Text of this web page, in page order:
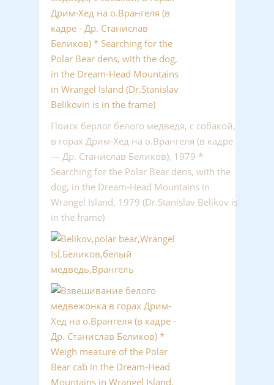
Поиск берлог белого медведя, с собакой,
в горах Дрим-Хед на о.Врангеля (в кадре
— Др. Станислав Беликов), 1979 *
Searching for the Polar Bear dens, with the
dog, in the Dream-Head Mountains in
Wrangel Island, 1979 (Dr.Stanislav Belikov is
in the frame)